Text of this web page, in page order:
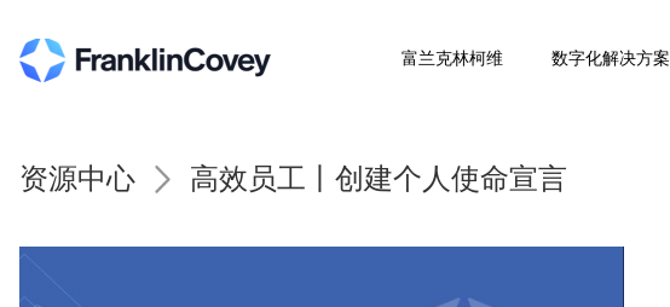
数字化解决方案
富兰克林柯维
资源中心 高效员工丨创建个人使命宣言